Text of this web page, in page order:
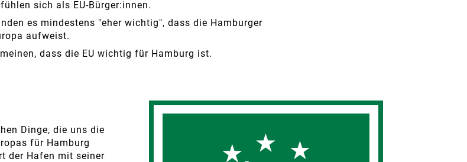
sich als EU-Bürger:innen.
es mindestens "eher wichtig", dass die Hamburger
aufweist.
dass die EU wichtig für Hamburg ist.
Dinge, die uns die
für Hamburg
der Hafen mit seiner